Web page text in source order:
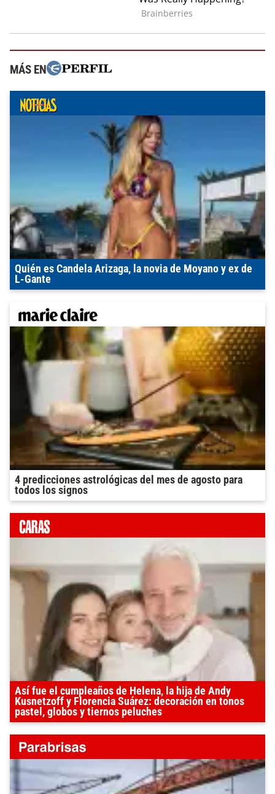
MÁS EN
Quién es Candela Arizaga, la novia de Moyano y ex de
L-Gante
4 predicciones astrológicas del mes de agosto para
todos los signos
Así fue el cumpleaños de Helena, la hija de Andy
Kusnetzoff y Florencia Suárez: decoración en tonos
pastel, globos y tiernos peluches